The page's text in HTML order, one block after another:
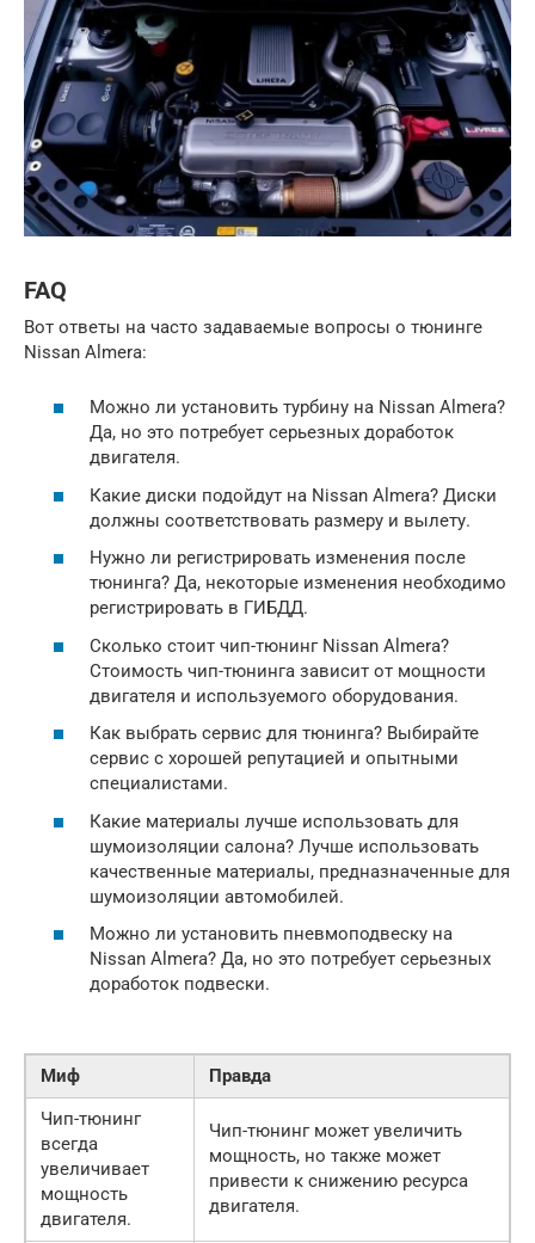
FAQ
Вот ответы на часто задаваемые вопросы о тюнинге
Nissan Almera:
Можно ли установить турбину на Nissan Almera?
Да, но это потребует серьезных доработок
двигателя.
Какие диски подойдут на Nissan Almera? Диски
должны соответствовать размеру и вылету.
Нужно ли регистрировать изменения после
тюнинга? Да, некоторые изменения необходимо
регистрировать в ГИБДД.
Сколько стоит чип-тюнинг Nissan Almera?
Стоимость чип-тюнинга зависит от мощности
двигателя и используемого оборудования.
Как выбрать сервис для тюнинга? Выбирайте
сервис с хорошей репутацией и опытными
специалистами.
Какие материалы лучше использовать для
шумоизоляции салона? Лучше использовать
качественные материалы, предназначенные для
шумоизоляции автомобилей.
Можно ли установить пневмоподвеску на
Nissan Almera? Да, но это потребует серьезных
доработок подвески.
Миф
Правда
Чип-тюнинг
всегда
увеличивает
мощность
двигателя.
Чип-тюнинг может увеличить
мощность, но также может
привести к снижению ресурса
двигателя.